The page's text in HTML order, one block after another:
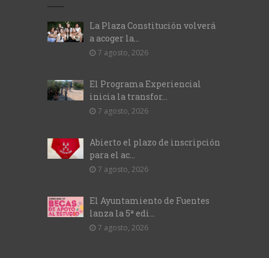
La Plaza Constitución volverá
a acoger la...
7 agosto, 2026
El Programa Experiencial
inicia la transfor...
7 agosto, 2026
Abierto el plazo de inscripción
para el ac...
7 agosto, 2026
El Ayuntamiento de Fuentes
lanza la 5ª edi...
7 agosto, 2026